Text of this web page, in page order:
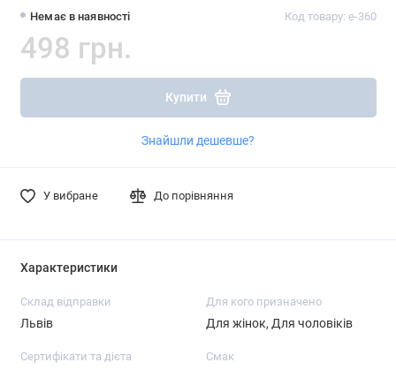
Немає в наявності Код товару: e-360
498 грн.
Купити
Знайшли дешевше?
У вибране До порівняння
Характеристики
Склад відправки
Львів
Для кого призначено
Для жінок, Для чоловіків
Сертифікати та дієта Смак